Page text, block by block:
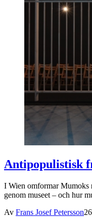
Antipopulistisk
I Wien omformar Mumoks
genom museet – och hur
Av Frans Josef Petersson